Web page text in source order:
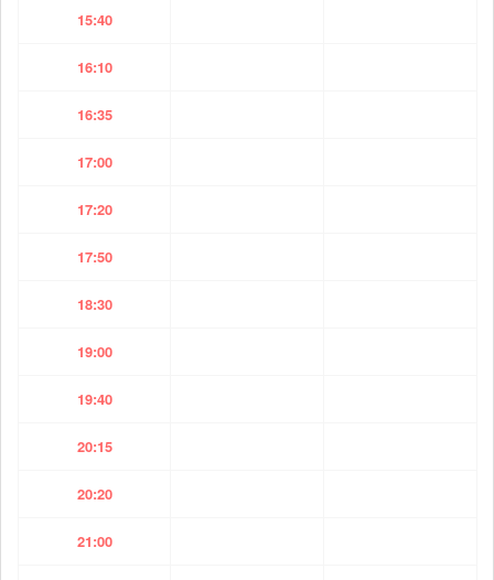
15:40
16:10
16:35
17:00
17:20
17:50
18:30
19:00
19:40
20:15
20:20
21:00